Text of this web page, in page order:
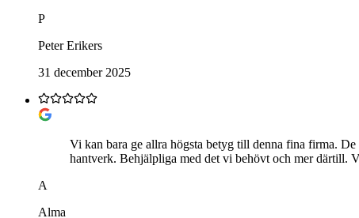
P
Peter Erikers
31 december 2025
Vi kan bara ge allra högsta betyg till denna fina firma.
hantverk. Behjälpliga med det vi behövt och mer därtill.
A
Alma